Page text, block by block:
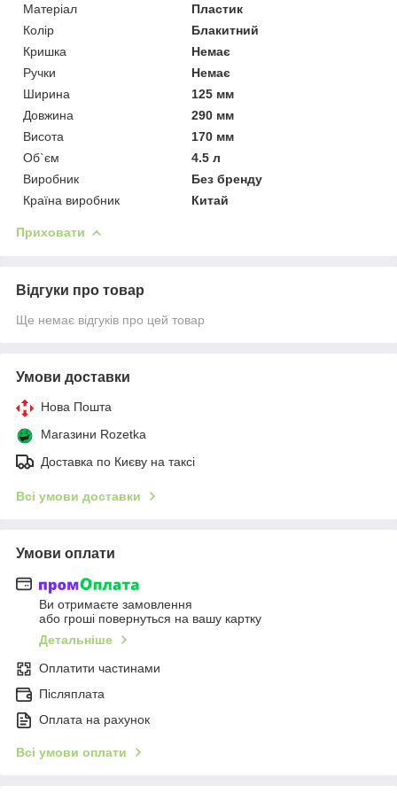
Матеріал
Пластик
Колір
Блакитний
Кришка
Немає
Ручки
Немає
Ширина
125 мм
Довжина
290 мм
Висота
170 мм
Об`єм
4.5 л
Виробник
Без бренду
Країна виробник
Китай
Приховати
Відгуки про товар
Ще немає відгуків про цей товар
Умови доставки
Нова Пошта
Магазини Rozetka
Доставка по Києву на таксі
Всі умови доставки
Умови оплати
Ви отримаєте замовлення
або гроші повернуться на вашу картку
Детальніше
Оплатити частинами
Післяплата
Оплата на рахунок
Всі умови оплати